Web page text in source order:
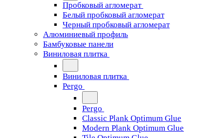
Пробковый агломерат
Белый пробковый агломерат
Черный пробковый агломерат
Алюминиевый профиль
Бамбуковые панели
Виниловая плитка
Виниловая плитка
Pergo
Pergo
Classic Plank Optimum Glue
Modern Plank Optimum Glue